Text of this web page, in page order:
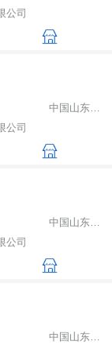
公司
中国山东省潍坊市
公司
中国山东省潍坊市
公司
中国山东省潍坊市